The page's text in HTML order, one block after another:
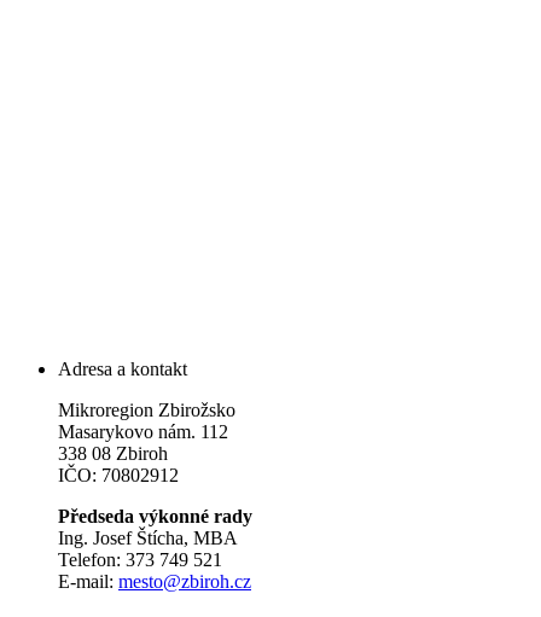
Adresa a kontakt
Mikroregion Zbirožsko
Masarykovo nám. 112
338 08 Zbiroh
IČO: 70802912
Předseda výkonné rady
Ing. Josef Štícha, MBA
Telefon: 373 749 521
E-mail: mesto@zbiroh.cz